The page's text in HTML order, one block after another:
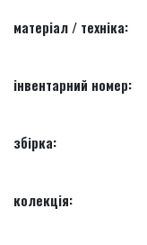
матеріал / техніка:
інвентарний номер:
збірка:
колекція: